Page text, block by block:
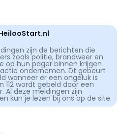
zijn de berichten die
zoals politie, brandweer en
op hun pager binnen krijgen
ondernemen. Dt gebeurt
wanneer er een ongeluk is
112 wordt gebeld door een
Al deze meldingen zijn
kun je lezen bij ons op de site.